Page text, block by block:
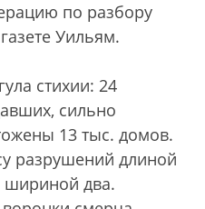
по разбору
Уильям.
стихии: 24
сильно
13 тыс. домов.
разрушений длиной
шириной два.